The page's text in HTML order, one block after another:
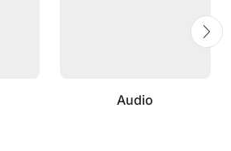
Audio